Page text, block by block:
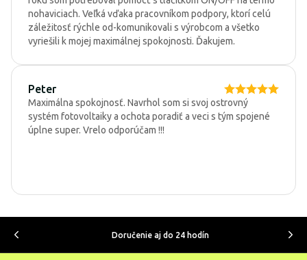
nohaviciach. Veľká vďaka pracovníkom podpory, ktorí celú
záležitosť rýchle od-komunikovali s výrobcom a všetko
vyriešili k mojej maximálnej spokojnosti. Ďakujem.
Peter
Maximálna spokojnosť. Navrhol som si svoj ostrovný
systém fotovoltaiky a ochota poradiť a veci s tým spojené
úplne super. Vrelo odporúčam !!!
Doručenie aj do 24 hodín